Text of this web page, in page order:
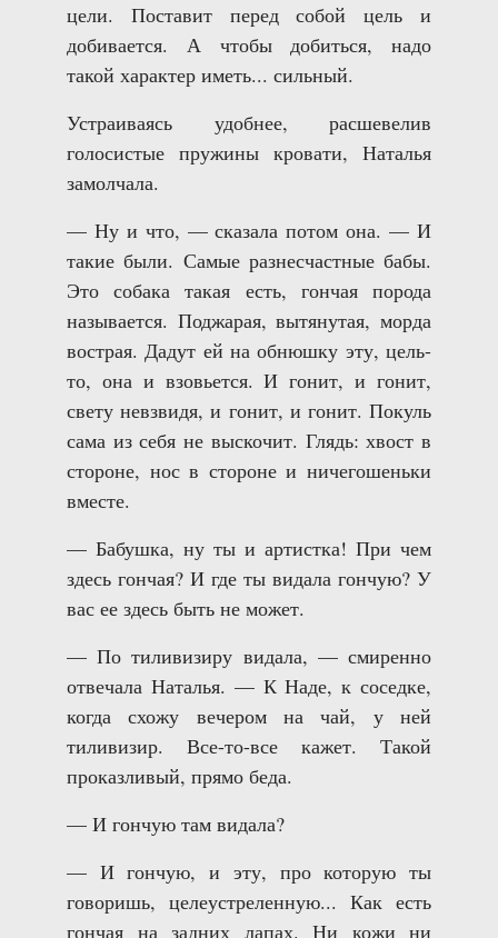
цели. Поставит перед собой цель и
добивается. А чтобы добиться, надо
такой характер иметь... сильный.
Устраиваясь удобнее, расшевелив
голосистые пружины кровати, Наталья
замолчала.
— Ну и что, — сказала потом она. — И
такие были. Самые разнесчастные бабы.
Это собака такая есть, гончая порода
называется. Поджарая, вытянутая, морда
вострая. Дадут ей на обнюшку эту, цель-
то, она и взовьется. И гонит, и гонит,
свету невзвидя, и гонит, и гонит. Покуль
сама из себя не выскочит. Глядь: хвост в
стороне, нос в стороне и ничегошеньки
вместе.
— Бабушка, ну ты и артистка! При чем
здесь гончая? И где ты видала гончую? У
вас ее здесь быть не может.
— По тиливизиру видала, — смиренно
отвечала Наталья. — К Наде, к соседке,
когда схожу вечером на чай, у ней
тиливизир. Все-то-все кажет. Такой
проказливый, прямо беда.
— И гончую там видала?
— И гончую, и эту, про которую ты
говоришь, целеустреленную... Как есть
гончая на задних лапах. Ни кожи ни